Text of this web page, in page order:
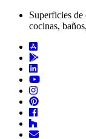
Superficies
cocinas,